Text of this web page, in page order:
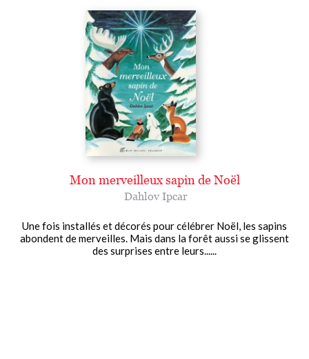
Mon merveilleux sapin de Noël
Dahlov Ipcar
Une fois installés et décorés pour célébrer Noël, les sapins
abondent de merveilles. Mais dans la forêt aussi se glissent
des surprises entre leurs......